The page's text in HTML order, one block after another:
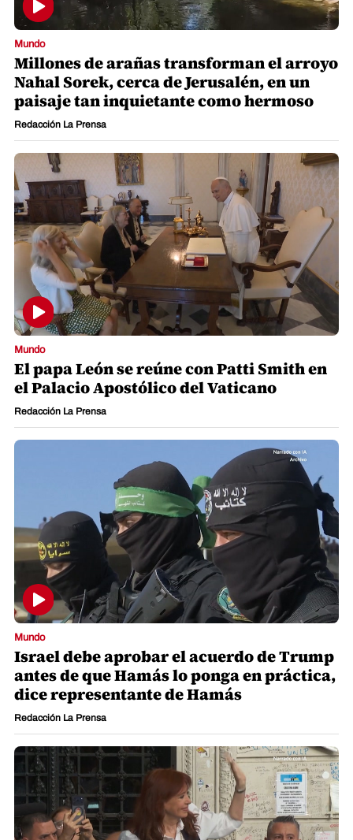
Mundo
Millones de arañas transforman el arroyo
Nahal Sorek, cerca de Jerusalén, en un
paisaje tan inquietante como hermoso
Redacción La Prensa
Mundo
El papa León se reúne con Patti Smith en
el Palacio Apostólico del Vaticano
Redacción La Prensa
Mundo
Israel debe aprobar el acuerdo de Trump
antes de que Hamás lo ponga en práctica,
dice representante de Hamás
Redacción La Prensa